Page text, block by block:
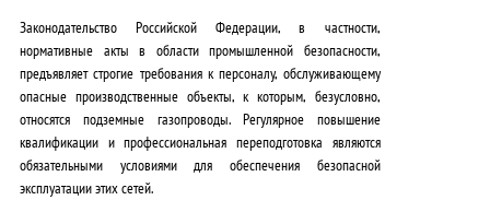
Законодательство Российской Федерации, в частности,
нормативные акты в области промышленной безопасности,
предъявляет строгие требования к персоналу, обслуживающему
опасные производственные объекты, к которым, безусловно,
относятся подземные газопроводы. Регулярное повышение
квалификации и профессиональная переподготовка являются
обязательными условиями для обеспечения безопасной
эксплуатации этих сетей.